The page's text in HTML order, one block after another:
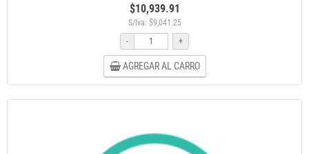
$10,939.91
S/Iva: $9,041.25
-
+
AGREGAR AL CARRO